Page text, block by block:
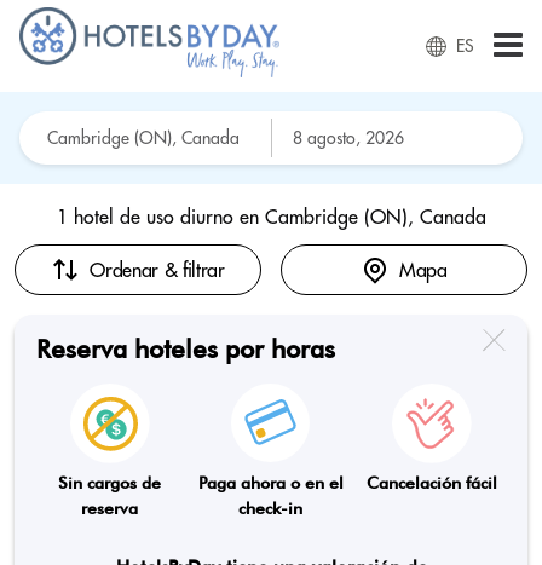
ES
1 hotel de uso diurno en Cambridge (ON), Canada
Ordenar & filtrar Mapa
Reserva hoteles por horas
Sin cargos de
reserva
Paga ahora o en el
check-in
Cancelación fácil